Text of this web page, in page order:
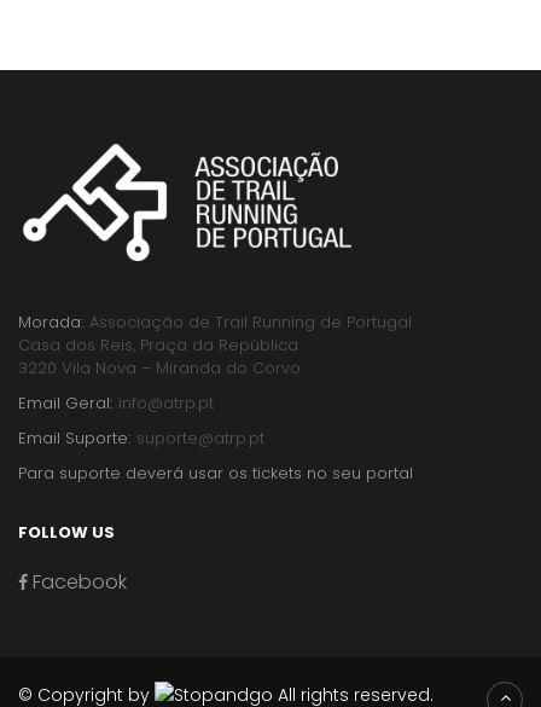
Morada: Associação de Trail Running de Portugal
Casa dos Reis, Praça da República
3220 Vila Nova – Miranda do Corvo
Email Geral: info@atrp.pt
Email Suporte: suporte@atrp.pt
Para suporte deverá usar os tickets no seu portal
FOLLOW US
Facebook
© Copyright by All rights reserved.